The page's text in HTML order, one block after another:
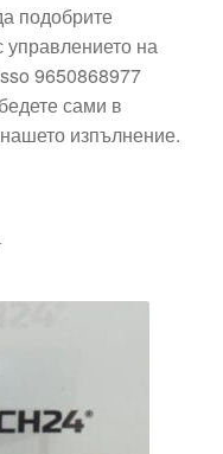
подобрите
на
9650868977
сами в
изпълнение.